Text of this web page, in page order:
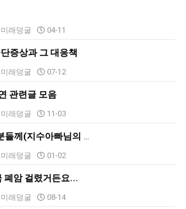
래덩굴 04-11
증상과 그 대응책
래덩굴 07-12
관련글 모음
래덩굴 11-03
새로 큰 맘 먹고 오신 새로운 분들께(지수아빠님의 글)
래덩굴 01-02
폐암 걸렸거든요...
래덩굴 08-14